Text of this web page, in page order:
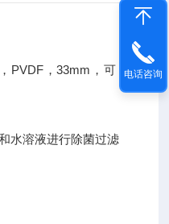
PVDF，33mm，可 γ 射
水溶液进行除菌过滤
电话咨询